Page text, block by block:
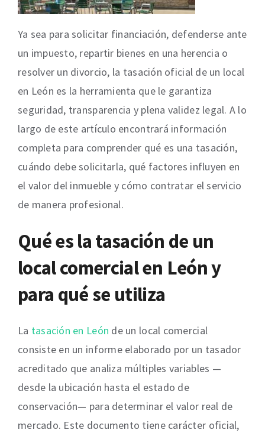
Ya sea para solicitar financiación, defenderse ante
un impuesto, repartir bienes en una herencia o
resolver un divorcio, la tasación oficial de un local
en León es la herramienta que le garantiza
seguridad, transparencia y plena validez legal. A lo
largo de este artículo encontrará información
completa para comprender qué es una tasación,
cuándo debe solicitarla, qué factores influyen en
el valor del inmueble y cómo contratar el servicio
de manera profesional.
Qué es la tasación de un
local comercial en León y
para qué se utiliza
La tasación en León de un local comercial
consiste en un informe elaborado por un tasador
acreditado que analiza múltiples variables —
desde la ubicación hasta el estado de
conservación— para determinar el valor real de
mercado. Este documento tiene carácter oficial,